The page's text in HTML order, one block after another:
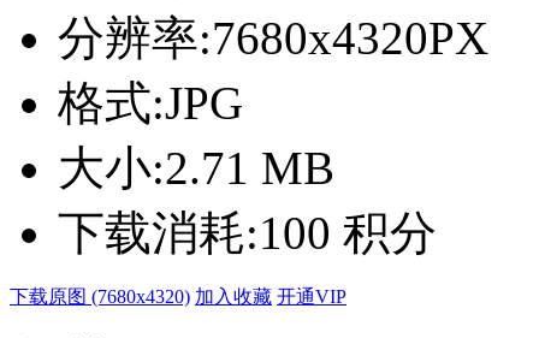
分辨率:7680x4320PX
格式:JPG
大小:2.71 MB
下载消耗:100 积分
下载原图 (7680x4320) 加入收藏 开通VIP